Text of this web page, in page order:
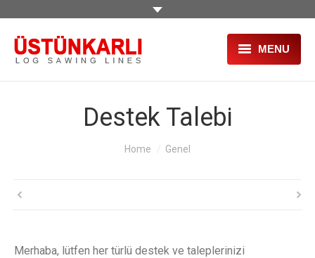
MENU
DESPRE NOI
PRODUSE
SECOND HAND
Destek Talebi
Home Genel
Merhaba, lütfen her türlü destek ve taleplerinizi